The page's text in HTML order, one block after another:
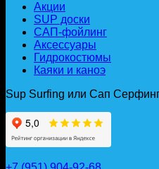
Акции
SUP доски
САП-фойлинг
Аксессуары
Гидрокостюмы
Каяки и каноэ
Sup Surfing или Сап